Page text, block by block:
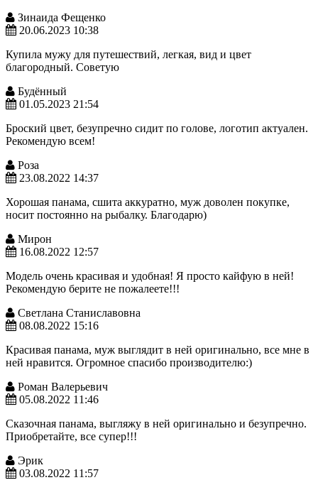
Зинаида Фещенко
20.06.2023 10:38
Купила мужу для путешествий, легкая, вид и цвет
благородный. Советую
Будённый
01.05.2023 21:54
Броский цвет, безупречно сидит по голове, логотип актуален.
Рекомендую всем!
Роза
23.08.2022 14:37
Хорошая панама, сшита аккуратно, муж доволен покупке,
носит постоянно на рыбалку. Благодарю)
Мирон
16.08.2022 12:57
Модель очень красивая и удобная! Я просто кайфую в ней!
Рекомендую берите не пожалеете!!!
Светлана Станиславовна
08.08.2022 15:16
Красивая панама, муж выглядит в ней оригинально, все мне в
ней нравится. Огромное спасибо производителю:)
Роман Валерьевич
05.08.2022 11:46
Сказочная панама, выгляжу в ней оригинально и безупречно.
Приобретайте, все супер!!!
Эрик
03.08.2022 11:57